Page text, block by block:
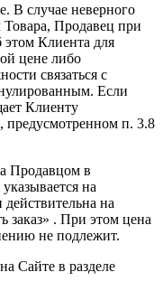
В случае неверного
Товара, Продавец при
Клиента для
цене либо
связаться с
Если
Клиенту
предусмотренном п. 3.8
Продавцом в
на
на
заказ» . При этом цена
не подлежит.
Сайте в разделе